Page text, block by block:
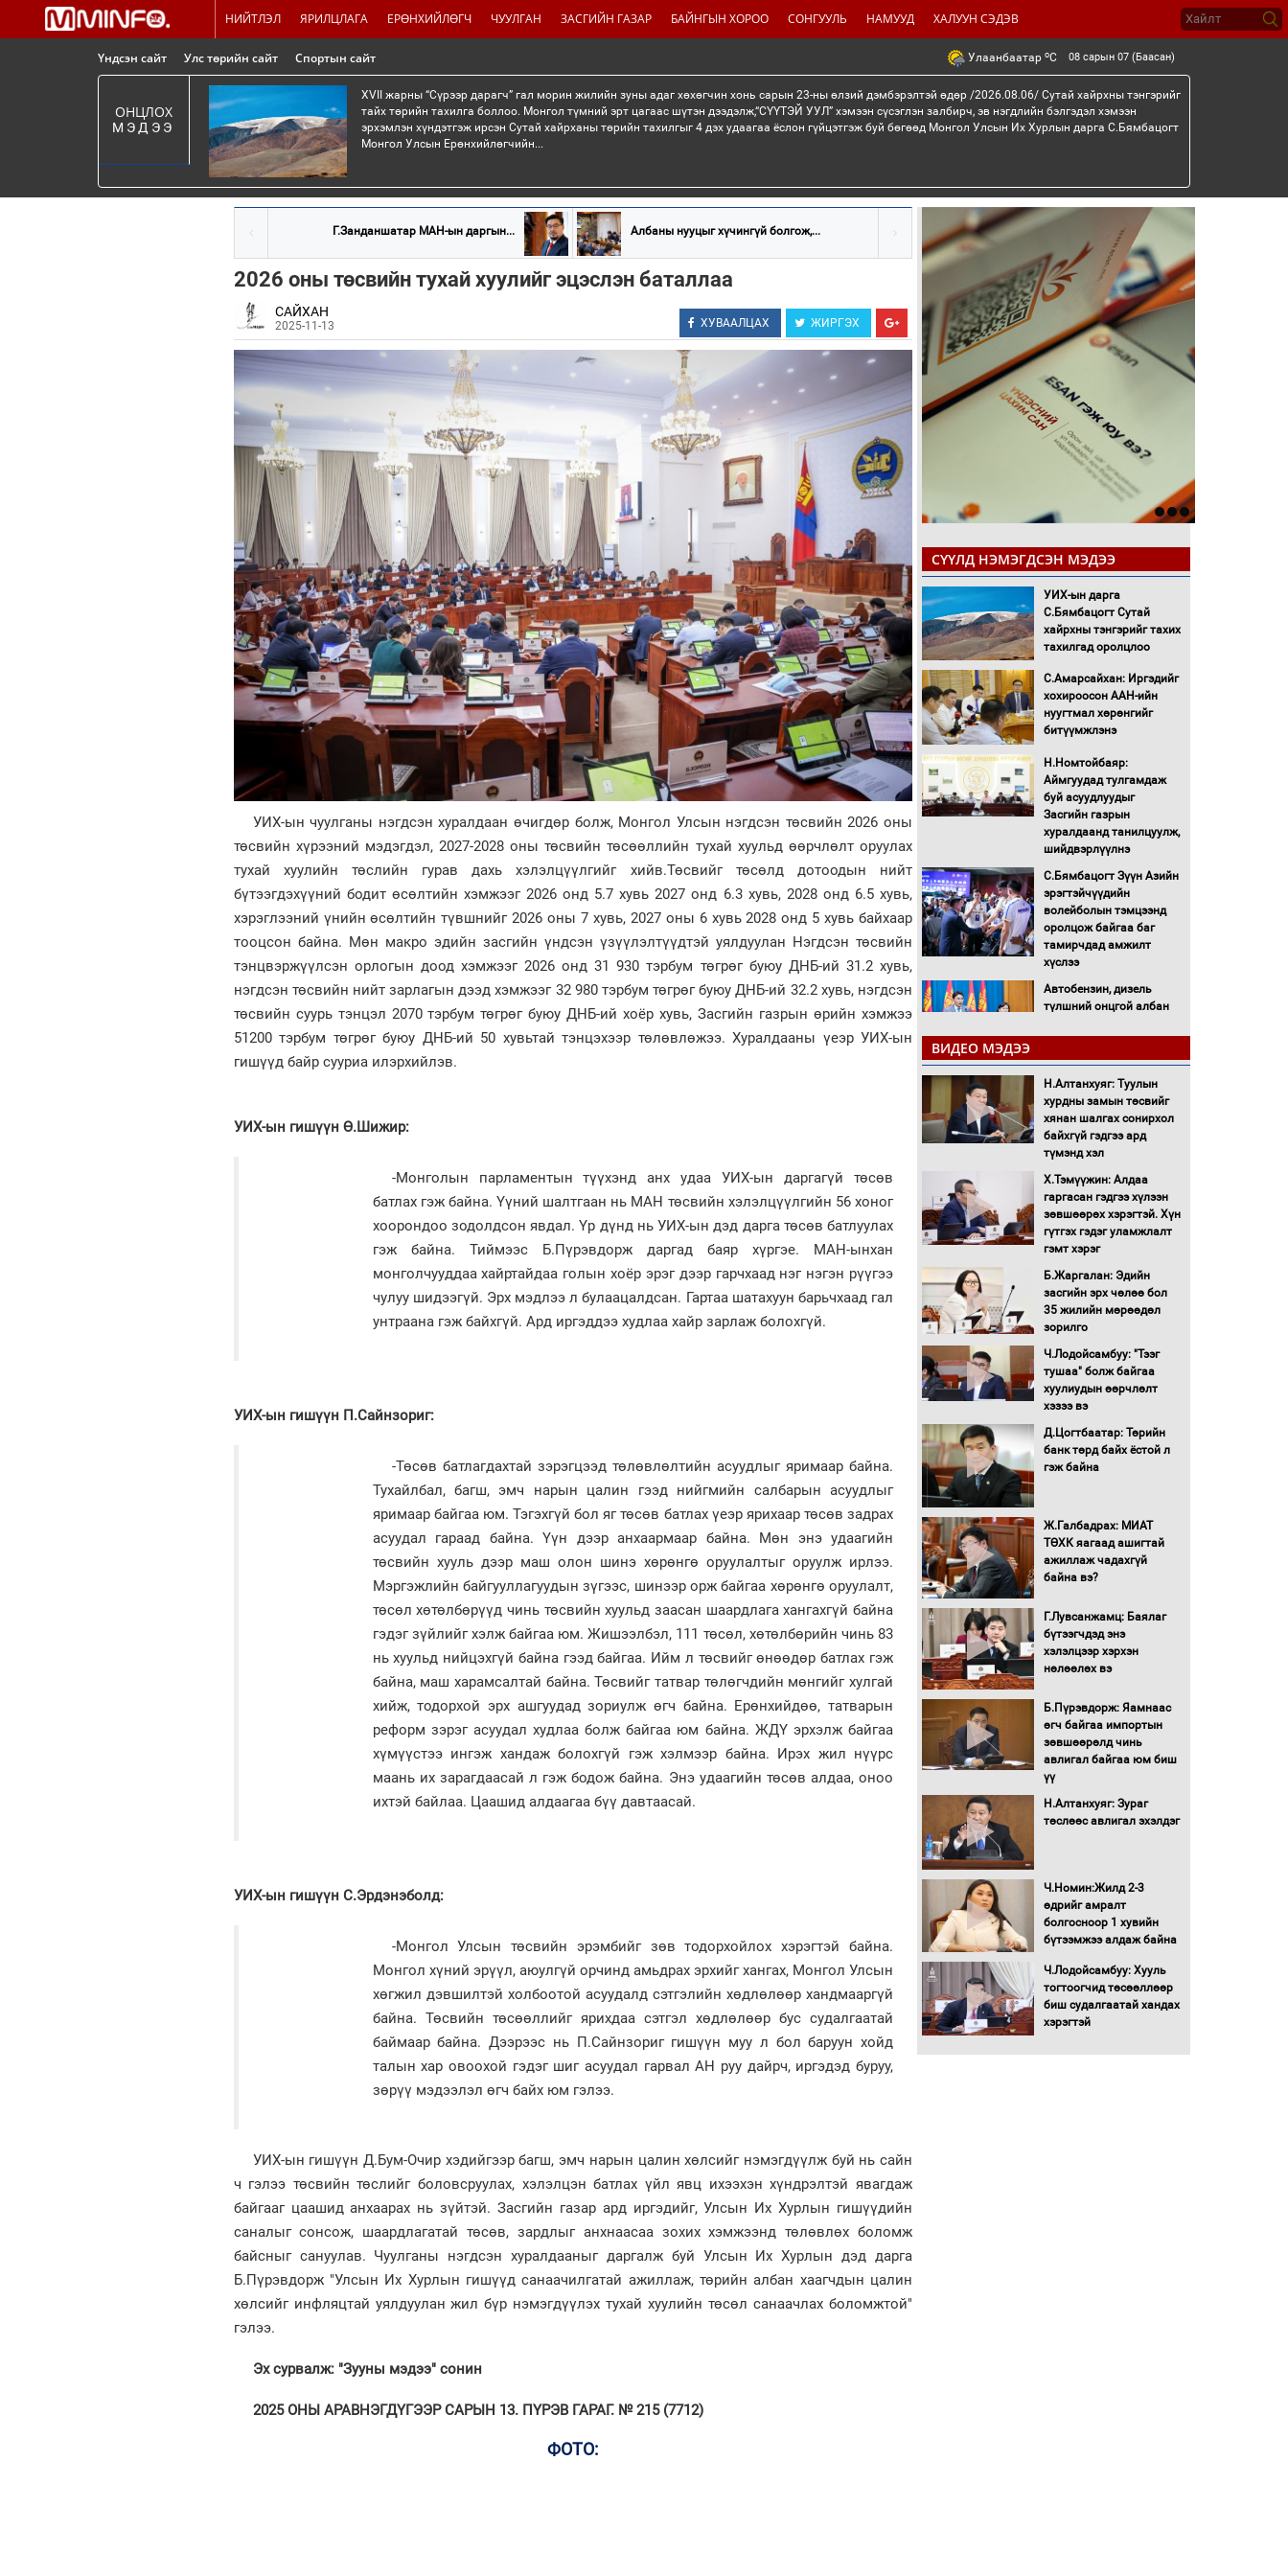
НИЙТЛЭЛ ЯРИЛЦЛАГА ЕРӨНХИЙЛӨГЧ ЧУУЛГАН ЗАСГИЙН ГАЗАР БАЙНГЫН ХОРОО СОНГУУЛЬ НАМУУД ХАЛУУН СЭДЭВ
Үндсэн сайт Улс төрийн сайт Спортын сайт Улаанбаатар oC 08 сарын 07 (Баасан)
ОНЦЛОХ
МЭДЭЭ
XVII жарны “Сүрээр дарагч” гал морин жилийн зуны адаг хөхөгчин хонь сарын 23-ны өлзий дэмбэрэлтэй өдөр /2026.08.06/ Сутай хайрхны тэнгэрийг
тайх төрийн тахилга боллоо. Монгол түмний эрт цагаас шүтэн дээдэлж,“СҮҮТЭЙ УУЛ” хэмээн сүсэглэн залбирч, эв нэгдлийн бэлгэдэл хэмээн
эрхэмлэн хүндэтгэж ирсэн Сутай хайрханы төрийн тахилгыг 4 дэх удаагаа ёслон гүйцэтгэж буй бөгөөд Монгол Улсын Их Хурлын дарга С.Бямбацогт
Монгол Улсын Ерөнхийлөгчийн...
Г.Занданшатар МАН-ын даргын... Албаны нууцыг хүчингүй болгож,...
2026 оны төсвийн тухай хуулийг эцэслэн баталлаа
САЙХАН
2025-11-13 ХУВААЛЦАХ ЖИРГЭХ
УИХ-ын чуулганы нэгдсэн хуралдаан өчигдөр болж, Монгол Улсын нэгдсэн төсвийн 2026 оны
төсвийн хүрээний мэдэгдэл, 2027-2028 оны төсвийн төсөөллийн тухай хуульд өөрчлөлт оруулах
тухай хуулийн төслийн гурав дахь хэлэлцүүлгийг хийв.Төсвийг төсөлд дотоодын нийт
бүтээгдэхүүний бодит өсөлтийн хэмжээг 2026 онд 5.7 хувь 2027 онд 6.3 хувь, 2028 онд 6.5 хувь,
хэрэглээний үнийн өсөлтийн түвшнийг 2026 оны 7 хувь, 2027 оны 6 хувь 2028 онд 5 хувь байхаар
тооцсон байна. Мөн макро эдийн засгийн үндсэн үзүүлэлтүүдтэй уялдуулан Нэгдсэн төсвийн
тэнцвэржүүлсэн орлогын доод хэмжээг 2026 онд 31 930 тэрбум төгрөг буюу ДНБ-ий 31.2 хувь,
нэгдсэн төсвийн нийт зарлагын дээд хэмжээг 32 980 тэрбум төгрөг буюу ДНБ-ий 32.2 хувь, нэгдсэн
төсвийн суурь тэнцэл 2070 тэрбум төгрөг буюу ДНБ-ий хоёр хувь, Засгийн газрын өрийн хэмжээ
51200 тэрбум төгрөг буюу ДНБ-ий 50 хувьтай тэнцэхээр төлөвлөжээ. Хуралдааны үеэр УИХ-ын
гишүүд байр сууриа илэрхийлэв.
УИХ-ын гишүүн Ө.Шижир:
-Монголын парламентын түүхэнд анх удаа УИХ-ын даргагүй төсөв
батлах гэж байна. Үүний шалтгаан нь МАН төсвийн хэлэлцүүлгийн 56 хоног
хоорондоо зодолдсон явдал. Үр дүнд нь УИХ-ын дэд дарга төсөв батлуулах
гэж байна. Тиймээс Б.Пүрэвдорж даргад баяр хүргэе. МАН-ынхан
монголчууддаа хайртайдаа голын хоёр эрэг дээр гарчхаад нэг нэгэн рүүгээ
чулуу шидээгүй. Эрх мэдлээ л булаацалдсан. Гартаа шатахуун барьчхаад гал
унтраана гэж байхгүй. Ард иргэддээ худлаа хайр зарлаж болохгүй.
УИХ-ын гишүүн П.Сайнзориг:
-Төсөв батлагдахтай зэрэгцээд төлөвлөлтийн асуудлыг яримаар байна.
Тухайлбал, багш, эмч нарын цалин гээд нийгмийн салбарын асуудлыг
яримаар байгаа юм. Тэгэхгүй бол яг төсөв батлах үеэр ярихаар төсөв задрах
асуудал гараад байна. Үүн дээр анхаармаар байна. Мөн энэ удаагийн
төсвийн хууль дээр маш олон шинэ хөрөнгө оруулалтыг оруулж ирлээ.
Мэргэжлийн байгууллагуудын зүгээс, шинээр орж байгаа хөрөнгө оруулалт,
төсөл хөтөлбөрүүд чинь төсвийн хуульд заасан шаардлага хангахгүй байна
гэдэг зүйлийг хэлж байгаа юм. Жишээлбэл, 111 төсөл, хөтөлбөрийн чинь 83
нь хуульд нийцэхгүй байна гээд байгаа. Ийм л төсвийг өнөөдөр батлах гэж
байна, маш харамсалтай байна. Төсвийг татвар төлөгчдийн мөнгийг хулгай
хийж, тодорхой эрх ашгуудад зориулж өгч байна. Ерөнхийдөө, татварын
реформ зэрэг асуудал худлаа болж байгаа юм байна. ЖДҮ эрхэлж байгаа
хүмүүстээ ингэж хандаж болохгүй гэж хэлмээр байна. Ирэх жил нүүрс
маань их зарагдаасай л гэж бодож байна. Энэ удаагийн төсөв алдаа, оноо
ихтэй байлаа. Цаашид алдаагаа бүү давтаасай.
УИХ-ын гишүүн С.Эрдэнэболд:
-Монгол Улсын төсвийн эрэмбийг зөв тодорхойлох хэрэгтэй байна.
Монгол хүний эрүүл, аюулгүй орчинд амьдрах эрхийг хангах, Монгол Улсын
хөгжил дэвшилтэй холбоотой асуудалд сэтгэлийн хөдлөлөөр хандмааргүй
байна. Төсвийн төсөөллийг ярихдаа сэтгэл хөдлөлөөр бус судалгаатай
баймаар байна. Дээрээс нь П.Сайнзориг гишүүн муу л бол баруун хойд
талын хар овоохой гэдэг шиг асуудал гарвал АН руу дайрч, иргэдэд буруу,
зөрүү мэдээлэл өгч байх юм гэлээ.
УИХ-ын гишүүн Д.Бум-Очир хэдийгээр багш, эмч нарын цалин хөлсийг нэмэгдүүлж буй нь сайн
ч гэлээ төсвийн төслийг боловсруулах, хэлэлцэн батлах үйл явц ихээхэн хүндрэлтэй явагдаж
байгааг цаашид анхаарах нь зүйтэй. Засгийн газар ард иргэдийг, Улсын Их Хурлын гишүүдийн
саналыг сонсож, шаардлагатай төсөв, зардлыг анхнаасаа зохих хэмжээнд төлөвлөх боломж
байсныг сануулав. Чуулганы нэгдсэн хуралдааныг даргалж буй Улсын Их Хурлын дэд дарга
Б.Пүрэвдорж "Улсын Их Хурлын гишүүд санаачилгатай ажиллаж, төрийн албан хаагчдын цалин
хөлсийг инфляцтай уялдуулан жил бүр нэмэгдүүлэх тухай хуулийн төсөл санаачлах боломжтой"
гэлээ.
Эх сурвалж: "Зууны мэдээ" сонин
2025 ОНЫ АРАВНЭГДҮГЭЭР САРЫН 13. ПҮРЭВ ГАРАГ. № 215 (7712)
ФОТО:
СҮҮЛД НЭМЭГДСЭН МЭДЭЭ
УИХ-ын дарга
С.Бямбацогт Сутай
хайрхны тэнгэрийг тахих
тахилгад оролцлоо
С.Амарсайхан: Иргэдийг
хохироосон ААН-ийн
нуугтмал хөрөнгийг
битүүмжлэнэ
Н.Номтойбаяр:
Аймгуудад тулгамдаж
буй асуудлуудыг
Засгийн газрын
хуралдаанд танилцуулж,
шийдвэрлүүлнэ
С.Бямбацогт Зүүн Азийн
эрэгтэйчүүдийн
волейболын тэмцээнд
оролцож байгаа баг
тамирчдад амжилт
хүслээ
Автобензин, дизель
түлшний онцгой албан
Санхүүгийн хэмнэлтийн
горимд эрүүл мэндийн
салбар хамаарахгүй
Нөөцийн махны
нээлттэй ил тод болгоно
Монгол Улс “COP17”-д
“Тал хээрийн
танилцуулна
16 төрлийн эмийг нэг эх
үүсвэрээс худалдан авах
Бүх шатанд хэмнэлтийн
горимд шилжиж, найр
гадаад томилолтыг
хориглолоо
Засгийн газрын ээлжит
хуралдаан болж байна
Автомашинд улсын
дугаарын тэгш,
сондгойгоор шатахуун
Бага орлоготой
иргэдийн орлогод
татвар ногдуулахгүй
байх эрх зүйн орчныг
Хөшөө бүтсэн түүхийг
Хөвсгөл нуурын лусыг
тахих төрийн тахилгын
ёслол боллоо
“Хар жагсаалт”-ын
асуудлыг цэгцлэх
чиглэлээр
Монголбанкны
хугацаатай үүрэг өглөө
ВИДЕО МЭДЭЭ
Н.Алтанхуяг: Туулын
хурдны замын төсвийг
хянан шалгах сонирхол
байхгүй гэдгээ ард
түмэнд хэл
Х.Тэмүүжин: Алдаа
гаргасан гэдгээ хүлээн
зөвшөөрөх хэрэгтэй. Хүн
гүтгэх гэдэг уламжлалт
гэмт хэрэг
Б.Жаргалан: Эдийн
засгийн эрх чөлөө бол
35 жилийн мөрөөдөл
зорилго
Ч.Лодойсамбуу: "Тээг
тушаа" болж байгаа
хуулиудын өөрчлөлт
хэзээ вэ
Д.Цогтбаатар: Төрийн
банк төрд байх ёстой л
гэж байна
Ж.Галбадрах: МИАТ
ТӨХК яагаад ашигтай
ажиллаж чадахгүй
байна вэ?
Г.Лувсанжамц: Баялаг
бүтээгчдэд энэ
хэлэлцээр хэрхэн
нөлөөлөх вэ
Б.Пүрэвдорж: Яамнаас
өгч байгаа импортын
зөвшөөрөлд чинь
авлигал байгаа юм биш
үү
Н.Алтанхуяг: Зураг
төслөөс авлигал эхэлдэг
Ч.Номин:Жилд 2-3
өдрийг амралт
болгосноор 1 хувийн
бүтээмжээ алдаж байна
Ч.Лодойсамбуу: Хууль
тогтоогчид төсөөллөөр
биш судалгаатай хандах
хэрэгтэй